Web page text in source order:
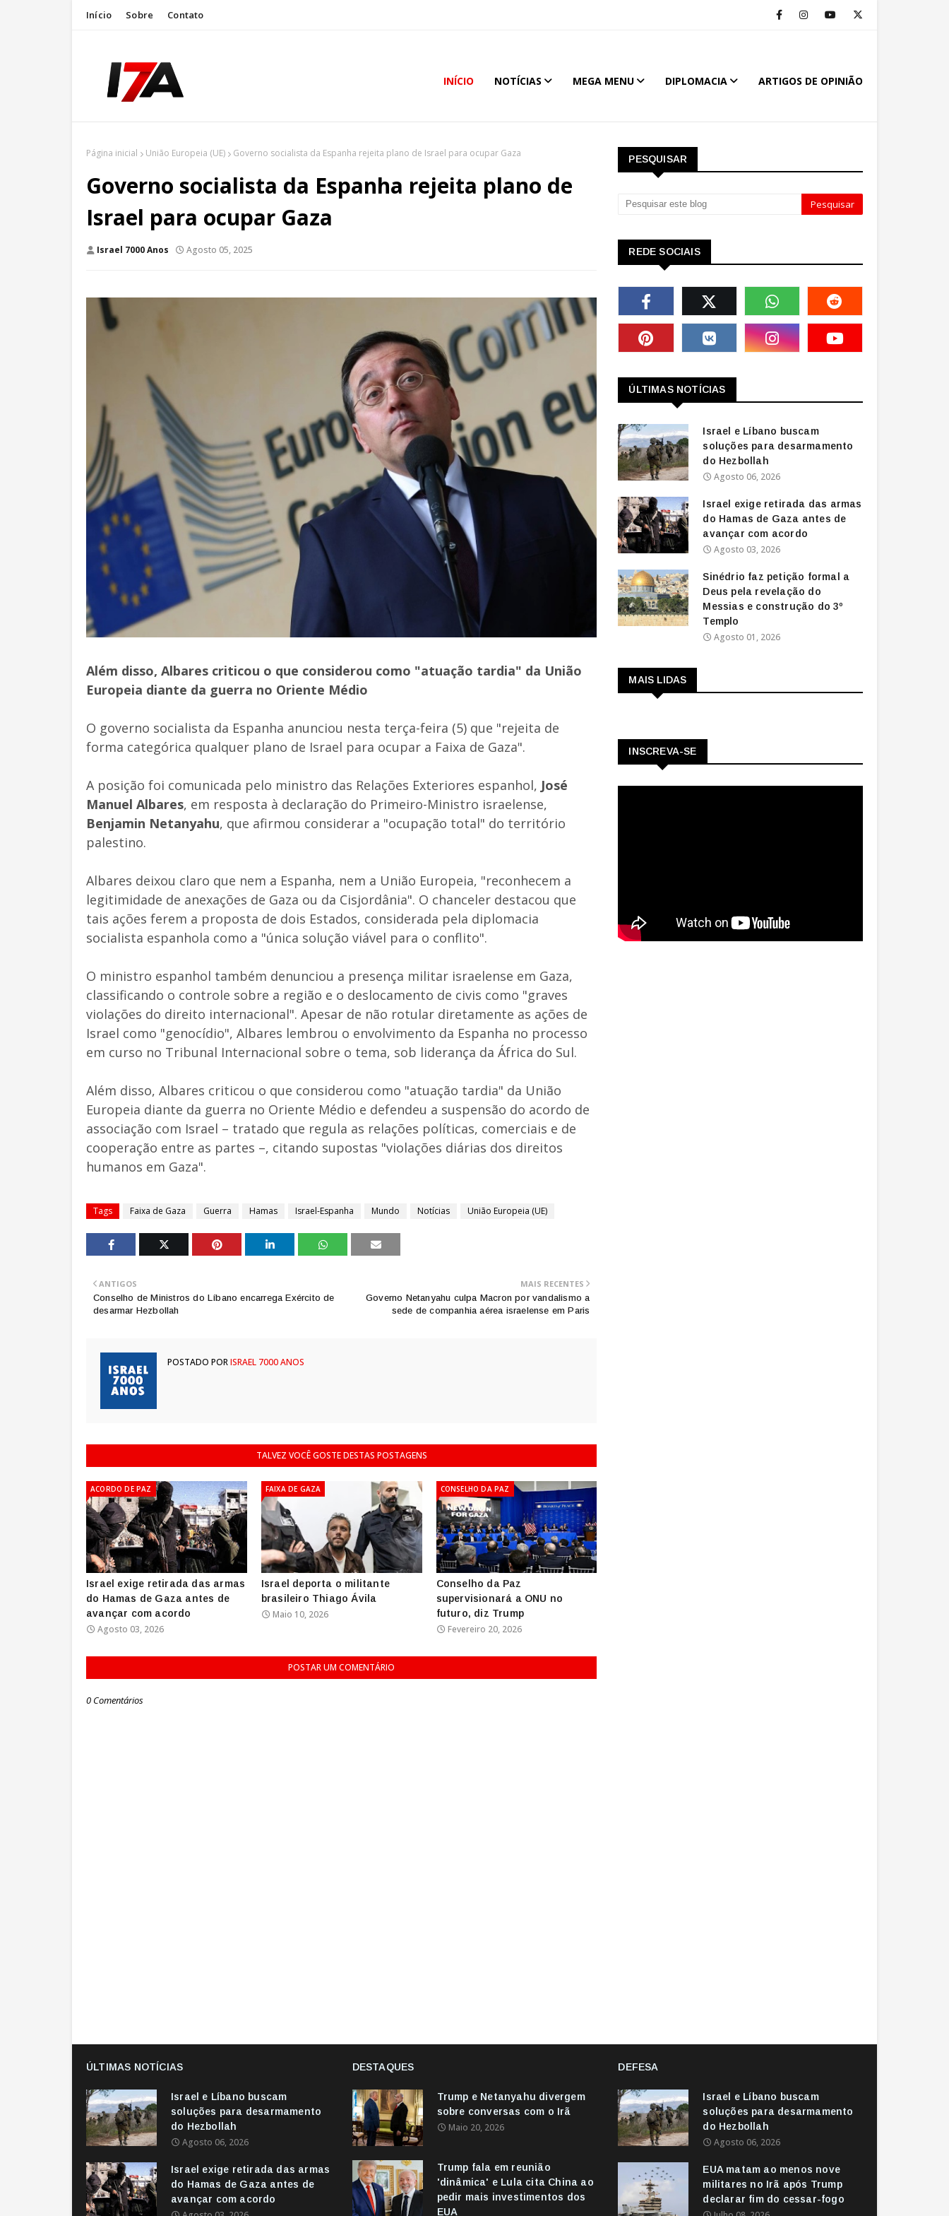
Início Sobre Contato
INÍCIO NOTÍCIAS MEGA MENU DIPLOMACIA ARTIGOS DE OPINIÃO
Página inicial União Europeia (UE) Governo socialista da Espanha rejeita plano de Israel para ocupar Gaza
Governo socialista da Espanha rejeita plano de
Israel para ocupar Gaza
Israel 7000 Anos Agosto 05, 2025
Além disso, Albares criticou o que considerou como "atuação tardia" da União
Europeia diante da guerra no Oriente Médio
O governo socialista da Espanha anunciou nesta terça-feira (5) que "rejeita de
forma categórica qualquer plano de Israel para ocupar a Faixa de Gaza".
A posição foi comunicada pelo ministro das Relações Exteriores espanhol, José
Manuel Albares, em resposta à declaração do Primeiro-Ministro israelense,
Benjamin Netanyahu, que afirmou considerar a "ocupação total" do território
palestino.
Albares deixou claro que nem a Espanha, nem a União Europeia, "reconhecem a
legitimidade de anexações de Gaza ou da Cisjordânia". O chanceler destacou que
tais ações ferem a proposta de dois Estados, considerada pela diplomacia
socialista espanhola como a "única solução viável para o conflito".
O ministro espanhol também denunciou a presença militar israelense em Gaza,
classificando o controle sobre a região e o deslocamento de civis como "graves
violações do direito internacional". Apesar de não rotular diretamente as ações de
Israel como "genocídio", Albares lembrou o envolvimento da Espanha no processo
em curso no Tribunal Internacional sobre o tema, sob liderança da África do Sul.
Além disso, Albares criticou o que considerou como "atuação tardia" da União
Europeia diante da guerra no Oriente Médio e defendeu a suspensão do acordo de
associação com Israel – tratado que regula as relações políticas, comerciais e de
cooperação entre as partes –, citando supostas "violações diárias dos direitos
humanos em Gaza".
Tags Faixa de Gaza Guerra Hamas Israel-Espanha Mundo Notícias União Europeia (UE)
MAIS RECENTES
Governo Netanyahu culpa Macron por vandalismo a
sede de companhia aérea israelense em Paris
ANTIGOS
Conselho de Ministros do Líbano encarrega Exército de
desarmar Hezbollah
POSTADO PORISRAEL 7000 ANOS
TALVEZ VOCÊ GOSTE DESTAS POSTAGENS
ACORDO DE PAZ
Israel exige retirada das armas
do Hamas de Gaza antes de
avançar com acordo
Agosto 03, 2026
FAIXA DE GAZA
Israel deporta o militante
brasileiro Thiago Ávila
Maio 10, 2026
CONSELHO DA PAZ
Conselho da Paz
supervisionará a ONU no
futuro, diz Trump
Fevereiro 20, 2026
POSTAR UM COMENTÁRIO
0 Comentários
PESQUISAR
REDE SOCIAIS
ÚLTIMAS NOTÍCIAS
Israel e Líbano buscam
soluções para desarmamento
do Hezbollah
Agosto 06, 2026
Israel exige retirada das armas
do Hamas de Gaza antes de
avançar com acordo
Agosto 03, 2026
Sinédrio faz petição formal a
Deus pela revelação do
Messias e construção do 3º
Templo
Agosto 01, 2026
MAIS LIDAS
INSCREVA-SE
ÚLTIMAS NOTÍCIAS
Israel e Líbano buscam
soluções para desarmamento
do Hezbollah
Agosto 06, 2026
Israel exige retirada das armas
do Hamas de Gaza antes de
avançar com acordo
DESTAQUES
Trump e Netanyahu divergem
sobre conversas com o Irã
Maio 20, 2026
Trump fala em reunião
'dinâmica' e Lula cita China ao
pedir mais investimentos dos
EUA
DEFESA
Israel e Líbano buscam
soluções para desarmamento
do Hezbollah
Agosto 06, 2026
EUA matam ao menos nove
militares no Irã após Trump
declarar fim do cessar-fogo